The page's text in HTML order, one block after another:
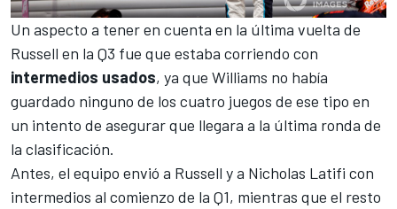
Un aspecto a tener en cuenta en la última vuelta de
Russell en la Q3 fue que estaba corriendo con
intermedios usados, ya que Williams no había
guardado ninguno de los cuatro juegos de ese tipo en
un intento de asegurar que llegara a la última ronda de
la clasificación.
Antes, el equipo envió a Russell y a Nicholas Latifi con
intermedios al comienzo de la Q1, mientras que el resto